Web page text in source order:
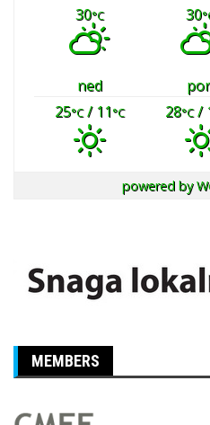
30°C 30
ned
25°C/ 11°C 28°C/
powered by
MEMBERS